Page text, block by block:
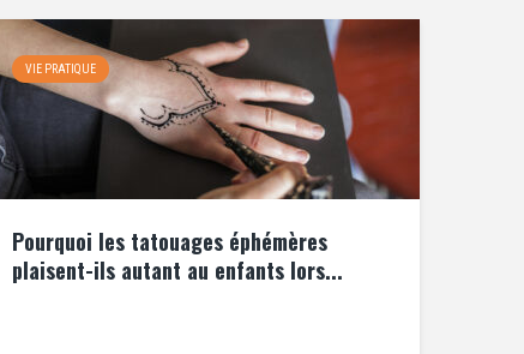
VIE PRATIQUE
Pourquoi les tatouages éphémères
plaisent-ils autant au enfants lors...